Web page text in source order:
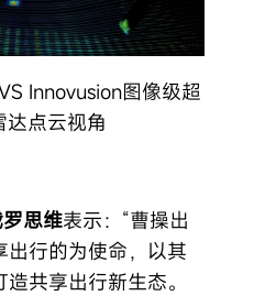
Innovusion图像级超
达点云视角
思维表示：“曹操出
出行的为使命，以其
共享出行新生态。